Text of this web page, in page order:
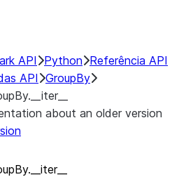
API Python Referência API
API GroupBy
about an older version
iter_